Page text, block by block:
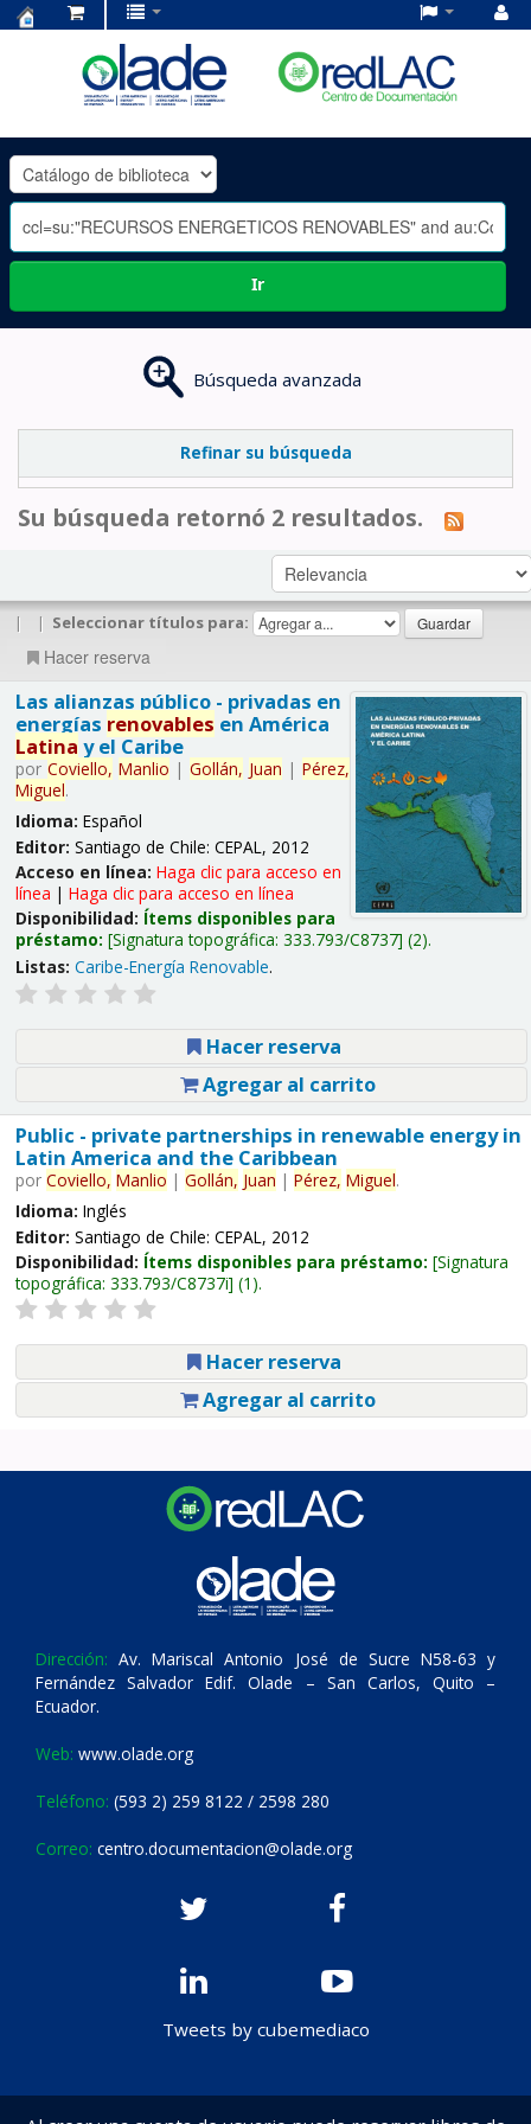
OLADE
-
Ir
Búsqueda avanzada
Refinar su búsqueda
Su búsqueda retornó 2 resultados.
| | Seleccionar títulos para:
Hacer reserva
Las alianzas público - privadas en
energías renovables en América
Latina y el Caribe
por Coviello, Manlio | Gollán, Juan | Pérez,
Miguel.
Idioma: Español
Editor: Santiago de Chile: CEPAL, 2012
Acceso en línea: Haga clic para acceso en
línea | Haga clic para acceso en línea
Disponibilidad: Ítems disponibles para
préstamo: Signatura topográfica: 333.793/C8737 (2).
Listas: Caribe-Energía Renovable.
Hacer reserva
Agregar al carrito
Public - private partnerships in renewable energy in
Latin America and the Caribbean
por Coviello, Manlio | Gollán, Juan | Pérez, Miguel.
Idioma: Inglés
Editor: Santiago de Chile: CEPAL, 2012
Disponibilidad: Ítems disponibles para préstamo: Signatura
topográfica: 333.793/C8737i (1).
Hacer reserva
Agregar al carrito
Dirección: Av. Mariscal Antonio José de Sucre N58-63 y
Fernández Salvador Edif. Olade – San Carlos, Quito –
Ecuador.
Web: www.olade.org
Teléfono: (593 2) 259 8122 / 2598 280
Correo: centro.documentacion@olade.org
Tweets by cubemediaco